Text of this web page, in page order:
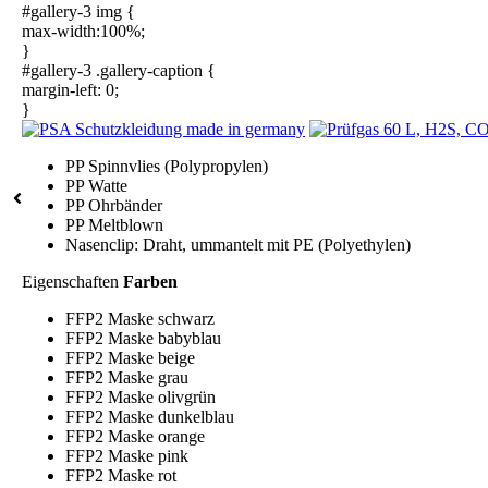
#gallery-3 img {
max-width:100%;
}
#gallery-3 .gallery-caption {
margin-left: 0;
}
PP Spinnvlies (Polypropylen)
PP Watte
PP Ohrbänder
PP Meltblown
Nasenclip: Draht, ummantelt mit PE (Polyethylen)
Eigenschaften Farben
FFP2 Maske schwarz
FFP2 Maske babyblau
FFP2 Maske beige
FFP2 Maske grau
FFP2 Maske olivgrün
FFP2 Maske dunkelblau
FFP2 Maske orange
FFP2 Maske pink
FFP2 Maske rot